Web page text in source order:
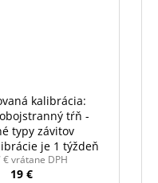
kalibrácia:
tŕň -
typy závitov
je 1 týždeň
€ vrátane DPH
19 €